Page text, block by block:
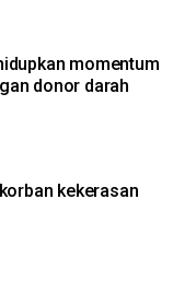
momentum
donor darah
kekerasan